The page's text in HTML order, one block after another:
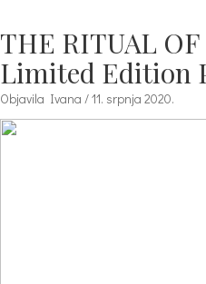
THE RITUAL
Limited Edition
Objavila Ivana / 11. srpnja 2020.